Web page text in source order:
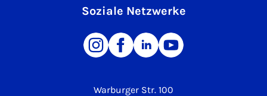
Warburger Str. 100
Soziale Netzwerke